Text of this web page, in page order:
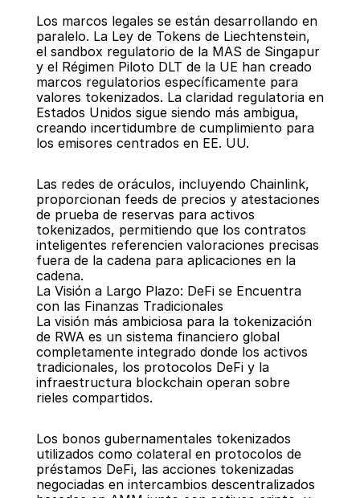
Los marcos legales se están desarrollando en
paralelo. La Ley de Tokens de Liechtenstein,
el sandbox regulatorio de la MAS de Singapur
y el Régimen Piloto DLT de la UE han creado
marcos regulatorios específicamente para
valores tokenizados. La claridad regulatoria en
Estados Unidos sigue siendo más ambigua,
creando incertidumbre de cumplimiento para
los emisores centrados en EE. UU.
Las redes de oráculos, incluyendo Chainlink,
proporcionan feeds de precios y atestaciones
de prueba de reservas para activos
tokenizados, permitiendo que los contratos
inteligentes referencien valoraciones precisas
fuera de la cadena para aplicaciones en la
cadena.
La Visión a Largo Plazo: DeFi se Encuentra
con las Finanzas Tradicionales
La visión más ambiciosa para la tokenización
de RWA es un sistema financiero global
completamente integrado donde los activos
tradicionales, los protocolos DeFi y la
infraestructura blockchain operan sobre
rieles compartidos.
Los bonos gubernamentales tokenizados
utilizados como colateral en protocolos de
préstamos DeFi, las acciones tokenizadas
negociadas en intercambios descentralizados